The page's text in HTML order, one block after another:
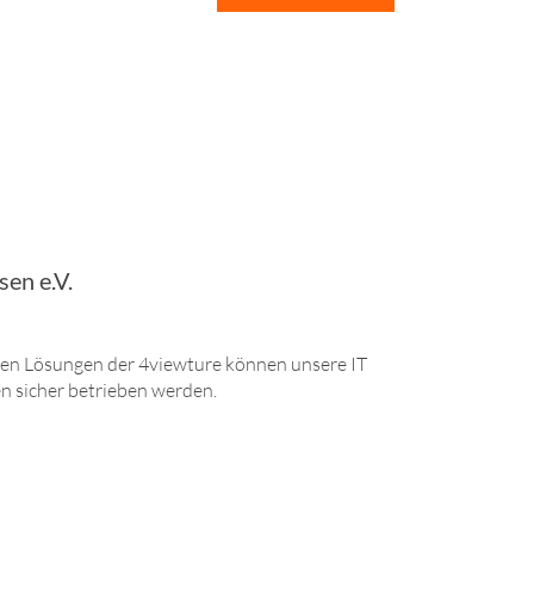
e.V.
Lösungen der 4viewture können unsere IT
sicher betrieben werden.